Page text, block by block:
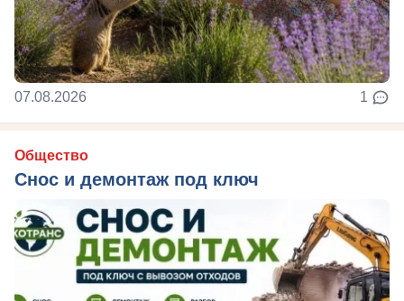
07.08.2026 1
Общество
Снос и демонтаж под ключ